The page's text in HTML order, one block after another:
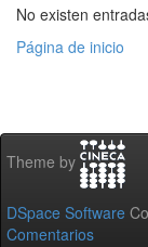
No existen
Página de inicio
Theme by
DSpace Software
Comentarios